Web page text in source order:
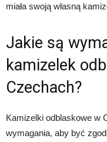
miała swoją własną
Jakie są
kamizelek
Czechach?
Kamizelki odblaskowe w
wymagania, aby być